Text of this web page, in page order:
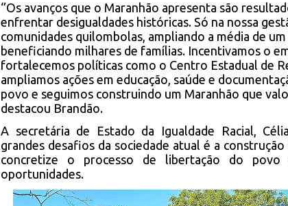
“Os avanços que o Maranhão apresenta são
enfrentar desigualdades históricas. Só na nossa
comunidades quilombolas, ampliando a média de
beneficiando milhares de famílias. Incentivamos o
fortalecemos políticas como o Centro Estadual de
ampliamos ações em educação, saúde e
povo e seguimos construindo um Maranhão que
destacou Brandão.
A secretária de Estado da Igualdade Racial,
grandes desafios da sociedade atual é a
concretize o processo de libertação do povo
oportunidades.